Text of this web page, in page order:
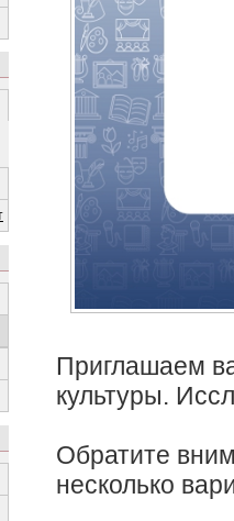
Приглашаем
культуры.
Обратите
несколько